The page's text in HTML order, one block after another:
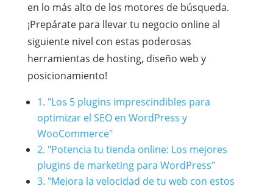
en lo más alto de los motores de búsqueda.
¡Prepárate para llevar tu negocio online al
siguiente nivel con estas poderosas
herramientas de hosting, diseño web y
posicionamiento!
1. "Los 5 plugins imprescindibles para
optimizar el SEO en WordPress y
WooCommerce"
2. "Potencia tu tienda online: Los mejores
plugins de marketing para WordPress"
3. "Mejora la velocidad de tu web con estos